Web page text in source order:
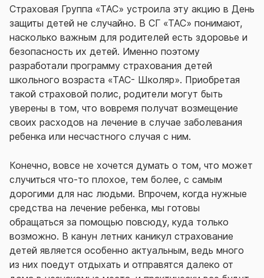
Страховая Группа «ТАС» устроила эту акцию в День
защиты детей не случайно. В СГ «ТАС» понимают,
насколько важным для родителей есть здоровье и
безопасность их детей. Именно поэтому
разработали программу страхования детей
школьного возраста «ТАС- Школяр». Приобретая
такой страховой полис, родители могут быть
уверены в том, что вовремя получат возмещение
своих расходов на лечение в случае заболевания
ребенка или несчастного случая с ним.
Конечно, вовсе не хочется думать о том, что может
случиться что-то плохое, тем более, с самым
дорогими для нас людьми. Впрочем, когда нужные
средства на лечение ребенка, мы готовы
обращаться за помощью повсюду, куда только
возможно. В канун летних каникул страхование
детей является особенно актуальным, ведь много
из них поедут отдыхать и отправятся далеко от